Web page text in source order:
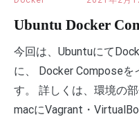
Ubuntu Docker
今回は、Ubuntuにて
に、 Docker Compose
す。 詳しくは、環境の
macにVagrant・